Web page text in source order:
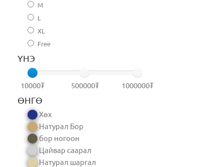
M
L
XL
Free
ҮНЭ
10000₮ 500000₮ 1000000₮
ӨНГӨ
Хөх
Натурал Бор
бор ногоон
Цайвар саарал
Натурал шаргал